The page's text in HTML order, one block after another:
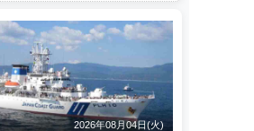
2026年08月04日(火)